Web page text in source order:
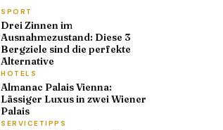
SPORT
Drei Zinnen im
Ausnahmezustand: Diese 3
Bergziele sind die perfekte
Alternative
HOTELS
Almanac Palais Vienna:
Lässiger Luxus in zwei Wiener
Palais
SERVICETIPPS